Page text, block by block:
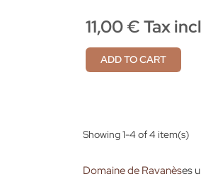
11,00 € Tax
ADD TO CART
Showing 1-4 of 4 item(s)
Domaine de Ravanèses